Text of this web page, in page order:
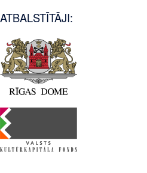
ATBALSTĪTĀJI: